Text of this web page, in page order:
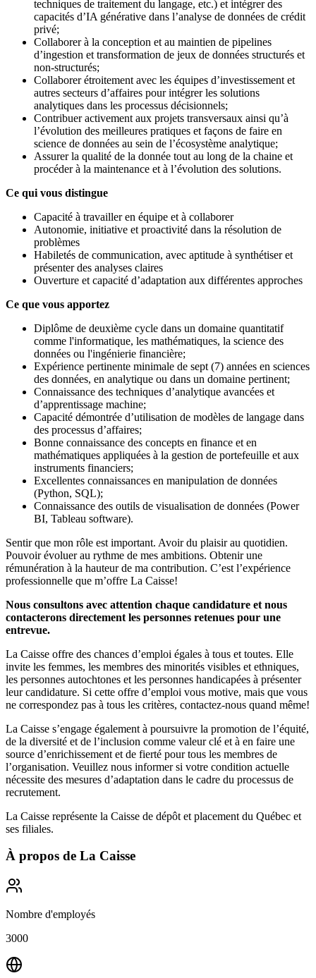
techniques de traitement du langage, etc.) et intégrer des
capacités d’IA générative dans l’analyse de données de crédit
privé;
Collaborer à la conception et au maintien de pipelines
d’ingestion et transformation de jeux de données structurés et
non-structurés;
Collaborer étroitement avec les équipes d’investissement et
autres secteurs d’affaires pour intégrer les solutions
analytiques dans les processus décisionnels;
Contribuer activement aux projets transversaux ainsi qu’à
l’évolution des meilleures pratiques et façons de faire en
science de données au sein de l’écosystème analytique;
Assurer la qualité de la donnée tout au long de la chaine et
procéder à la maintenance et à l’évolution des solutions.
Ce qui vous distingue
Capacité à travailler en équipe et à collaborer
Autonomie, initiative et proactivité dans la résolution de
problèmes
Habiletés de communication, avec aptitude à synthétiser et
présenter des analyses claires
Ouverture et capacité d’adaptation aux différentes approches
Ce que vous apportez
Diplôme de deuxième cycle dans un domaine quantitatif
comme l'informatique, les mathématiques, la science des
données ou l'ingénierie financière;
Expérience pertinente minimale de sept (7) années en sciences
des données, en analytique ou dans un domaine pertinent;
Connaissance des techniques d’analytique avancées et
d’apprentissage machine;
Capacité démontrée d’utilisation de modèles de langage dans
des processus d’affaires;
Bonne connaissance des concepts en finance et en
mathématiques appliquées à la gestion de portefeuille et aux
instruments financiers;
Excellentes connaissances en manipulation de données
(Python, SQL);
Connaissance des outils de visualisation de données (Power
BI, Tableau software).
Sentir que mon rôle est important. Avoir du plaisir au quotidien.
Pouvoir évoluer au rythme de mes ambitions. Obtenir une
rémunération à la hauteur de ma contribution. C’est l’expérience
professionnelle que m’offre La Caisse!
Nous consultons avec attention chaque candidature et nous
contacterons directement les personnes retenues pour une
entrevue.
La Caisse offre des chances d’emploi égales à tous et toutes. Elle
invite les femmes, les membres des minorités visibles et ethniques,
les personnes autochtones et les personnes handicapées à présenter
leur candidature. Si cette offre d’emploi vous motive, mais que vous
ne correspondez pas à tous les critères, contactez-nous quand même!
La Caisse s’engage également à poursuivre la promotion de l’équité,
de la diversité et de l’inclusion comme valeur clé et à en faire une
source d’enrichissement et de fierté pour tous les membres de
l’organisation. Veuillez nous informer si votre condition actuelle
nécessite des mesures d’adaptation dans le cadre du processus de
recrutement.
La Caisse représente la Caisse de dépôt et placement du Québec et
ses filiales.
À propos de La Caisse
Nombre d'employés
3000